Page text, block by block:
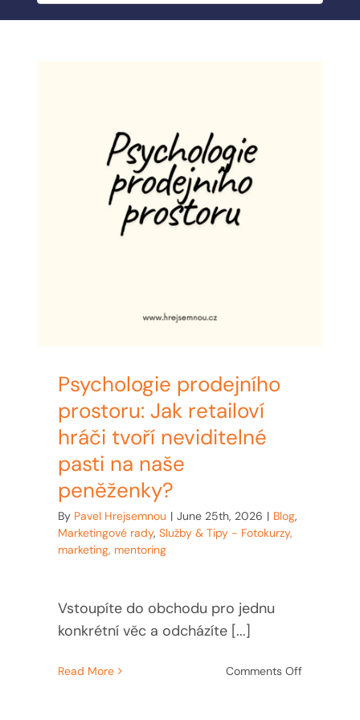
BLOG
CONTACT
Psychologie prodejního
prostoru: Jak retailoví
hráči tvoří neviditelné
pasti na naše
peněženky?
By Pavel Hrejsemnou | June 25th, 2026 | Blog,
Marketingové rady, Služby & Tipy - Fotokurzy,
marketing, mentoring
Vstoupíte do obchodu pro jednu
konkrétní věc a odcházíte [...]
Read More Comments Offon